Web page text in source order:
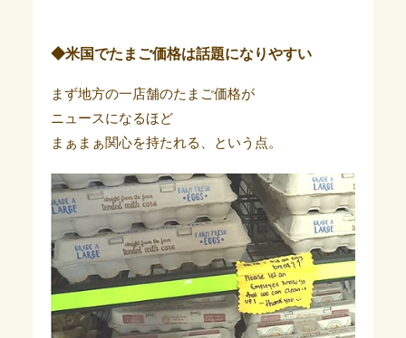
◆米国でたまご価格は話題になりやすい
まず地方の一店舗のたまご価格が
ニュースになるほど
まぁまぁ関心を持たれる、という点。